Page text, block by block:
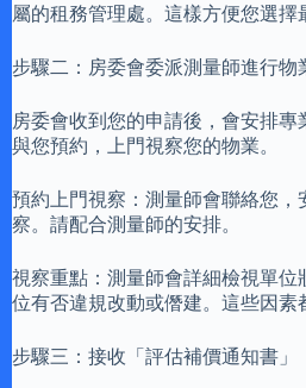
屬的租務管理處。這樣方便您選擇
步驟二：房委會委派測量師進行物
房委會收到您的申請後，會安排
與您預約，上門視察您的物業。
預約上門視察：測量師會聯絡您，
察。請配合測量師的安排。
視察重點：測量師會詳細檢視單位
位有否違規改動或僭建。這些因素
步驟三：接收「評估補價通知書」